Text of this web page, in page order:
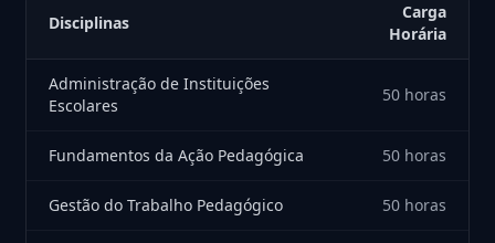
Disciplinas
Carga
Horária
Administração de Instituições
Escolares
50 horas
Fundamentos da Ação Pedagógica 50 horas
Gestão do Trabalho Pedagógico 50 horas